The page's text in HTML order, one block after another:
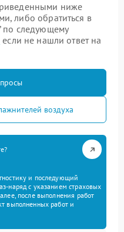
ниже
либо обратиться в
по следующему
если не нашли ответ на
воздуха
и последующий
наряд с указанием страховых
после выполнения работ
выполненных работ и